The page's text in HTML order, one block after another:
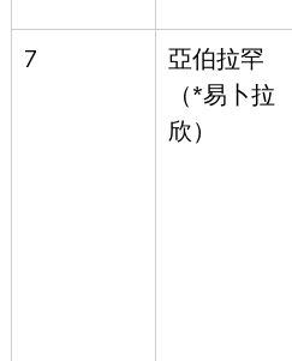
7
亞伯拉罕
（*易卜拉
欣）